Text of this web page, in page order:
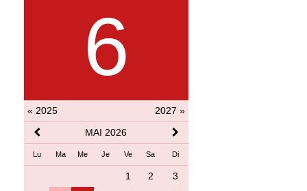
6
« 2025
2027 »
MAI 2026
Lu Ma Me Je Ve Sa Di
1 2
3